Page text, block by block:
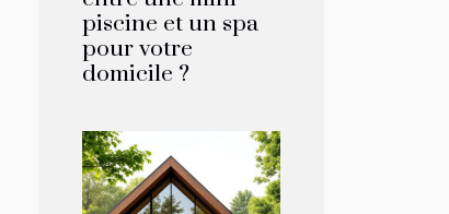
piscine et un spa
pour votre
domicile ?